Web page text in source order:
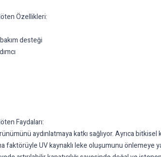
Özellikleri:
desteği
Faydaları:
aydınlatmaya katkı sağlıyor. Ayrıca
UV kaynaklı leke oluşumunu önlemeye